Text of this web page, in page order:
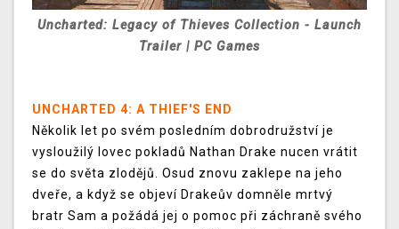
Uncharted: Legacy of Thieves Collection - Launch
Trailer | PC Games
UNCHARTED 4: A THIEF'S END
Několik let po svém posledním dobrodružství je
vysloužilý lovec pokladů Nathan Drake nucen vrátit
se do světa zlodějů. Osud znovu zaklepe na jeho
dveře, a když se objeví Drakeův domněle mrtvý
bratr Sam a požádá jej o pomoc při záchraně svého